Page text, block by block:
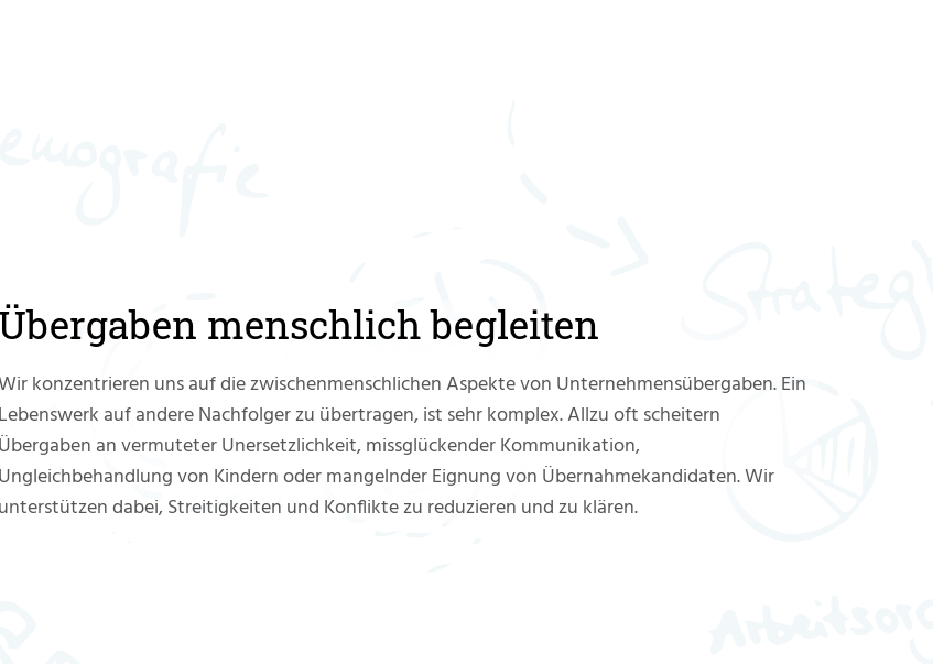
Übergaben menschlich begleiten
konzentrieren uns auf die zwischenmenschlichen Aspekte von Unternehmensübergaben. Ein
Lebenswerk auf andere Nachfolger zu übertragen, ist sehr komplex. Allzu oft scheitern
Übergaben an vermuteter Unersetzlichkeit, missglückender Kommunikation,
Ungleichbehandlung von Kindern oder mangelnder Eignung von Übernahmekandidaten. Wir
unterstützen dabei, Streitigkeiten und Konflikte zu reduzieren und zu klären.